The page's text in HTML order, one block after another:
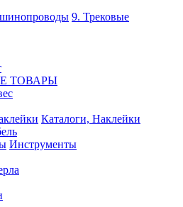
9. Трековые
ТОВАРЫ
Каталоги, Наклейки
Инструменты